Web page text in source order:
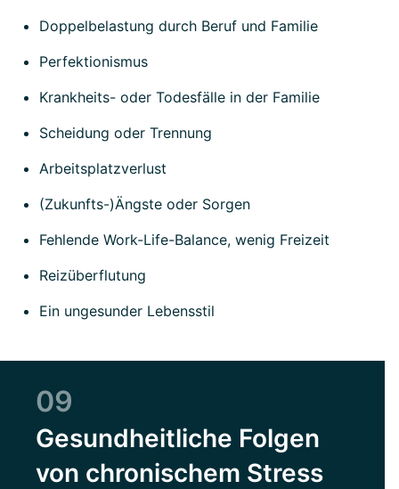
Doppelbelastung durch Beruf und Familie
Perfektionismus
Krankheits- oder Todesfälle in der Familie
Scheidung oder Trennung
Arbeitsplatzverlust
(Zukunfts-)Ängste oder Sorgen
Fehlende Work-Life-Balance, wenig Freizeit
Reizüberflutung
Ein ungesunder Lebensstil
09
Gesundheitliche Folgen
von chronischem Stress